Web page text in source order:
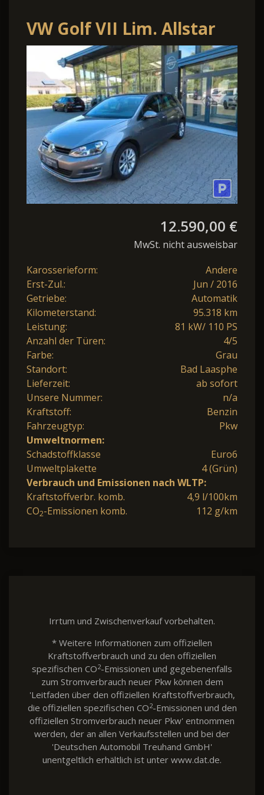
VW Golf VII Lim. Allstar
BMT 1.2 TSi DSG Pano-
Dach
12.590,00 €
MwSt. nicht ausweisbar
Karosserieform:
Andere
Erst-Zul.:
Jun / 2016
Getriebe:
Automatik
Kilometerstand:
95.318 km
Leistung:
81 kW/ 110 PS
Anzahl der Türen:
4/5
Farbe:
Grau
Standort:
Bad Laasphe
Lieferzeit:
ab sofort
Unsere Nummer:
n/a
Kraftstoff:
Benzin
Fahrzeugtyp:
Pkw
Umweltnormen:
Schadstoffklasse
Euro6
Umweltplakette
4 (Grün)
Verbrauch und Emissionen nach WLTP:
Kraftstoffverbr. komb.
4,9 l/100km
CO2-Emissionen komb. 112 g/km
Irrtum und Zwischenverkauf vorbehalten.
* Weitere Informationen zum offiziellen
Kraftstoffverbrauch und zu den offiziellen
spezifischen CO2-Emissionen und gegebenenfalls
zum Stromverbrauch neuer Pkw können dem
'Leitfaden über den offiziellen Kraftstoffverbrauch,
die offiziellen spezifischen CO2-Emissionen und den
offiziellen Stromverbrauch neuer Pkw' entnommen
werden, der an allen Verkaufsstellen und bei der
'Deutschen Automobil Treuhand GmbH'
unentgeltlich erhältlich ist unter www.dat.de.